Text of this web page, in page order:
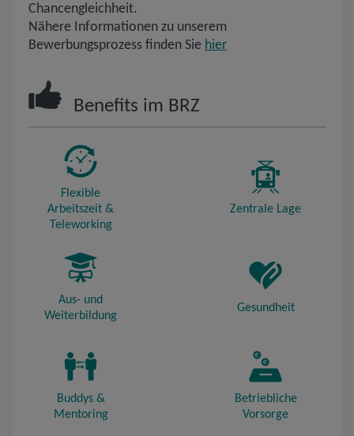
Chancengleichheit.
Nähere Informationen zu unserem
Bewerbungsprozess finden Sie hier
Benefits im BRZ
Flexible
Arbeitszeit &
Teleworking
Zentrale Lage
Aus- und
Weiterbildung
Gesundheit
Buddys &
Mentoring
Betriebliche
Vorsorge